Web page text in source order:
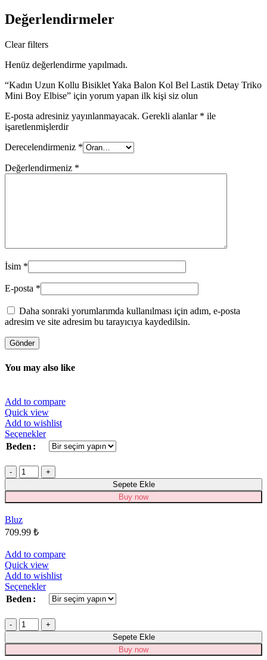
Değerlendirmeler
Clear filters
Henüz değerlendirme yapılmadı.
“Kadın Uzun Kollu Bisiklet Yaka Balon Kol Bel Lastik Detay Triko
Mini Boy Elbise” için yorum yapan ilk kişi siz olun
E-posta adresiniz yayınlanmayacak. Gerekli alanlar * ile
işaretlenmişlerdir
Derecelendirmeniz *
Değerlendirmeniz *
İsim *
E-posta *
Daha sonraki yorumlarımda kullanılması için adım, e-posta
adresim ve site adresim bu tarayıcıya kaydedilsin.
You may also like
Add to compare
Quick view
Add to wishlist
SeçeneklerBu
ürünün
birden
fazla
varyasyonu
Beden
Miktar
Sepete Ekle
Buy now
Bluz
709.99 ₺
Add to compare
Quick view
Add to wishlist
SeçeneklerBu
ürünün
birden
fazla
varyasyonu
Beden
Miktar
Sepete Ekle
Buy now